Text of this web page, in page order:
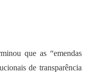
que as “emendas
de transparência